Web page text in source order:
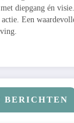
diepgang én
Een
BERICHTEN